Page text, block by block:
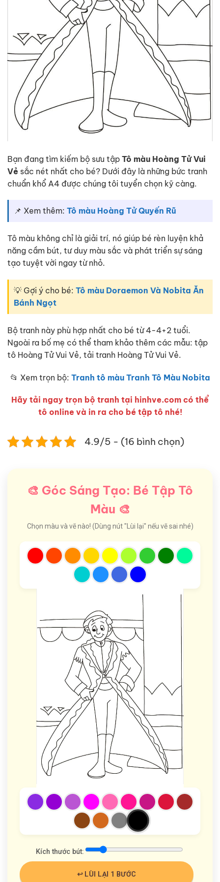
Bạn đang tìm kiếm bộ sưu tập Tô màu Hoàng Tử Vui
Vẻ sắc nét nhất cho bé? Dưới đây là những bức tranh
chuẩn khổ A4 được chúng tôi tuyển chọn kỹ càng.
📌 Xem thêm: Tô màu Hoàng Tử Quyến Rũ
Tô màu không chỉ là giải trí, nó giúp bé rèn luyện khả
năng cầm bút, tư duy màu sắc và phát triển sự sáng
tạo tuyệt vời ngay từ nhỏ.
💡 Gợi ý cho bé: Tô màu Doraemon Và Nobita Ăn
Bánh Ngọt
Bộ tranh này phù hợp nhất cho bé từ 4-4+2 tuổi.
Ngoài ra bố mẹ có thể tham khảo thêm các mẫu: tập
tô Hoàng Tử Vui Vẻ, tải tranh Hoàng Tử Vui Vẻ.
📂 Xem trọn bộ: Tranh tô màu Tranh Tô Màu Nobita
Hãy tải ngay trọn bộ tranh tại hinhve.com có thể
tô online và in ra cho bé tập tô nhé!
4.9/5 - (16 bình chọn)
🎨 Góc Sáng Tạo: Bé Tập Tô
Màu 🎨
Chọn màu và vẽ nào! (Dùng nút "Lùi lại" nếu vẽ sai nhé)
Kích thước bút:
↩️ LÙI LẠI 1 BƯỚC